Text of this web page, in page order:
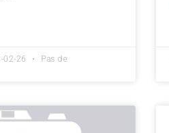
02-26
Pas de